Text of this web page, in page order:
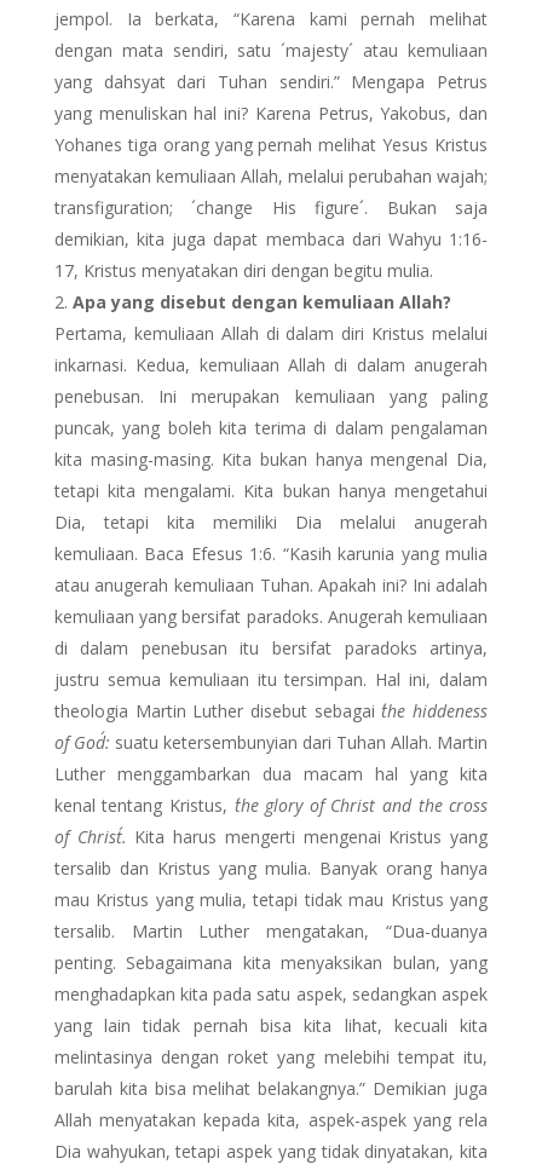
jempol. Ia berkata, “Karena kami pernah melihat
dengan mata sendiri, satu ´majesty´ atau kemuliaan
yang dahsyat dari Tuhan sendiri.” Mengapa Petrus
yang menuliskan hal ini? Karena Petrus, Yakobus, dan
Yohanes tiga orang yang pernah melihat Yesus Kristus
menyatakan kemuliaan Allah, melalui perubahan wajah;
transfiguration; ´change His figure´. Bukan saja
demikian, kita juga dapat membaca dari Wahyu 1:16-
17, Kristus menyatakan diri dengan begitu mulia.
Apa yang disebut dengan kemuliaan Allah?
Pertama, kemuliaan Allah di dalam diri Kristus melalui
inkarnasi. Kedua, kemuliaan Allah di dalam anugerah
penebusan. Ini merupakan kemuliaan yang paling
puncak, yang boleh kita terima di dalam pengalaman
kita masing-masing. Kita bukan hanya mengenal Dia,
tetapi kita mengalami. Kita bukan hanya mengetahui
Dia, tetapi kita memiliki Dia melalui anugerah
kemuliaan. Baca Efesus 1:6. “Kasih karunia yang mulia
atau anugerah kemuliaan Tuhan. Apakah ini? Ini adalah
kemuliaan yang bersifat paradoks. Anugerah kemuliaan
di dalam penebusan itu bersifat paradoks artinya,
justru semua kemuliaan itu tersimpan. Hal ini, dalam
theologia Martin Luther disebut sebagai´the hiddeness
of God´: suatu ketersembunyian dari Tuhan Allah. Martin
Luther menggambarkan dua macam hal yang kita
kenal tentang Kristus, ´the glory of Christ and the cross
of Christ´. Kita harus mengerti mengenai Kristus yang
tersalib dan Kristus yang mulia. Banyak orang hanya
mau Kristus yang mulia, tetapi tidak mau Kristus yang
tersalib. Martin Luther mengatakan, “Dua-duanya
penting. Sebagaimana kita menyaksikan bulan, yang
menghadapkan kita pada satu aspek, sedangkan aspek
yang lain tidak pernah bisa kita lihat, kecuali kita
melintasinya dengan roket yang melebihi tempat itu,
barulah kita bisa melihat belakangnya.” Demikian juga
Allah menyatakan kepada kita, aspek-aspek yang rela
Dia wahyukan, tetapi aspek yang tidak dinyatakan, kita